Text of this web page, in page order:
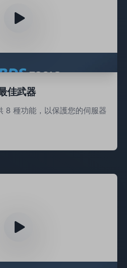
佳武器
8 種功能，以保護您的伺服器